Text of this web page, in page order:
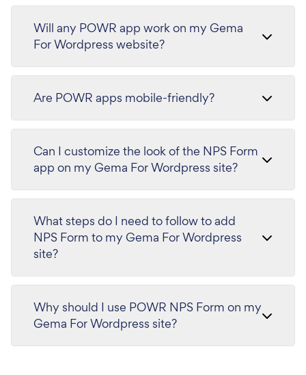
Will any POWR app work on my Gema
For Wordpress website?
Are POWR apps mobile-friendly?
Can I customize the look of the NPS Form
app on my Gema For Wordpress site?
What steps do I need to follow to add
NPS Form to my Gema For Wordpress
site?
Why should I use POWR NPS Form on my
Gema For Wordpress site?